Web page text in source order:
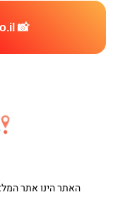
📸 Instagram - travelers.co.il
האתר הינו אתר